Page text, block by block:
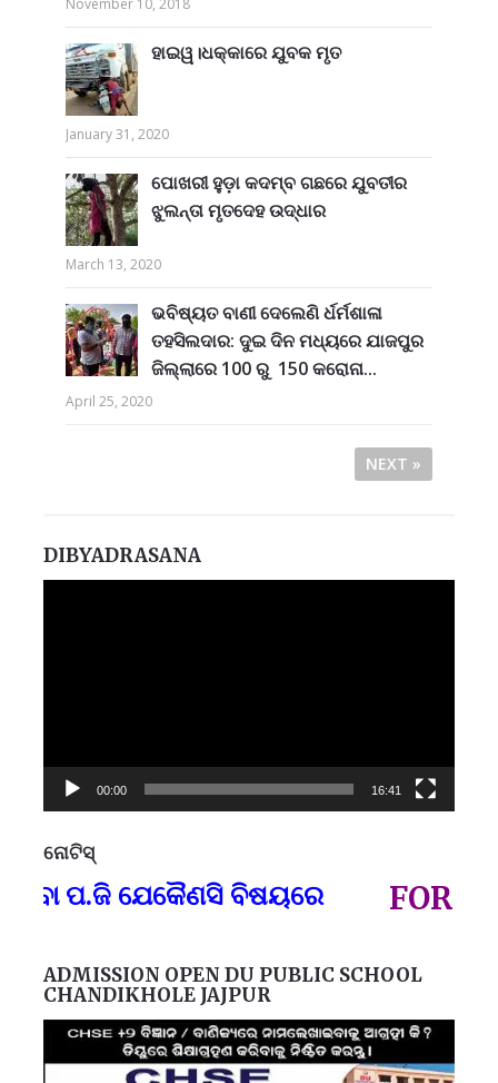
November 10, 2018
ହାଇୱ।ଧକ୍କାରେ ଯୁବକ ମୃତ
January 31, 2020
ପୋଖରୀ ହୁଡ଼ା କଦମ୍ବ ଗଛରେ ଯୁବତୀର
ଝୁଲନ୍ତା ମୃତଦେହ ଉଦ୍ଧାର
March 13, 2020
ଭବିଷ୍ୟତ ବାଣୀ ଦେଲେଣି ର୍ଧର୍ମଶାଳା
ତହସିଲଦାର: ଦୁଇ ଦିନ ମଧ୍ୟରେ ଯାଜପୁର
ଜିଲ୍ଲାରେ 100 ରୁ 150 କରୋନା...
April 25, 2020
NEXT »
DIBYADRASANA
00:00 16:41
ନୋଟିସ୍
ପ.ଜି ଯେକୈଣସି ବିଷୟରେ FOR
ADMISSION OPEN DU PUBLIC SCHOOL
CHANDIKHOLE JAJPUR